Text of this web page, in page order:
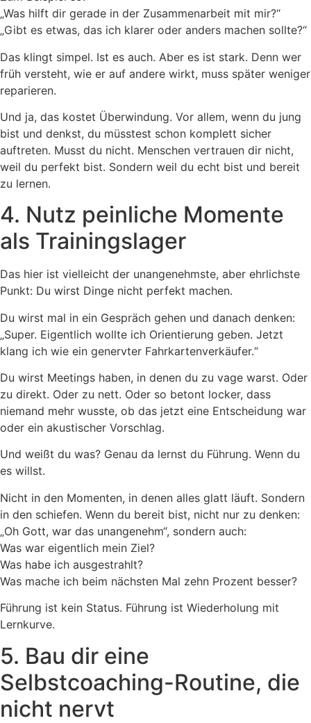
„Was hilft dir gerade in der Zusammenarbeit mit mir?“
„Gibt es etwas, das ich klarer oder anders machen sollte?“
Das klingt simpel. Ist es auch. Aber es ist stark. Denn wer
früh versteht, wie er auf andere wirkt, muss später weniger
reparieren.
Und ja, das kostet Überwindung. Vor allem, wenn du jung
bist und denkst, du müsstest schon komplett sicher
auftreten. Musst du nicht. Menschen vertrauen dir nicht,
weil du perfekt bist. Sondern weil du echt bist und bereit
zu lernen.
4. Nutz peinliche Momente
als Trainingslager
Das hier ist vielleicht der unangenehmste, aber ehrlichste
Punkt: Du wirst Dinge nicht perfekt machen.
Du wirst mal in ein Gespräch gehen und danach denken:
„Super. Eigentlich wollte ich Orientierung geben. Jetzt
klang ich wie ein genervter Fahrkartenverkäufer.“
Du wirst Meetings haben, in denen du zu vage warst. Oder
zu direkt. Oder zu nett. Oder so betont locker, dass
niemand mehr wusste, ob das jetzt eine Entscheidung war
oder ein akustischer Vorschlag.
Und weißt du was? Genau da lernst du Führung. Wenn du
es willst.
Nicht in den Momenten, in denen alles glatt läuft. Sondern
in den schiefen. Wenn du bereit bist, nicht nur zu denken:
„Oh Gott, war das unangenehm“, sondern auch:
Was war eigentlich mein Ziel?
Was habe ich ausgestrahlt?
Was mache ich beim nächsten Mal zehn Prozent besser?
Führung ist kein Status. Führung ist Wiederholung mit
Lernkurve.
5. Bau dir eine
Selbstcoaching-Routine, die
nicht nervt